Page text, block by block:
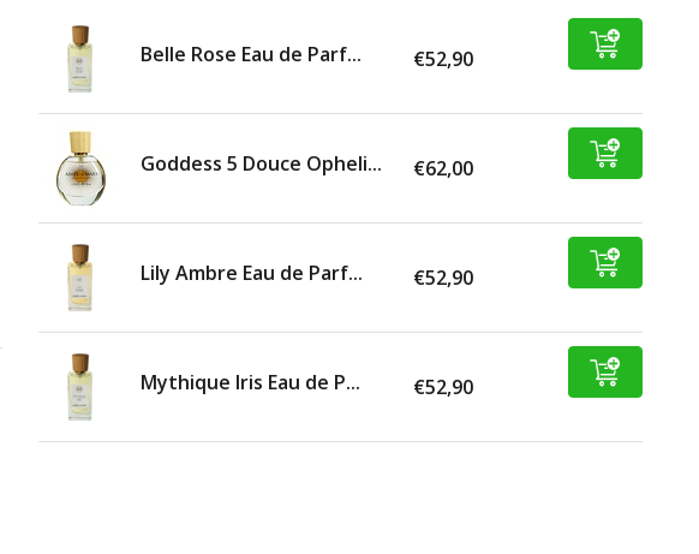
Belle Rose Eau de Parf... €52,90
Goddess 5 Douce Opheli... €62,00
Lily Ambre Eau de Parf... €52,90
Mythique Iris Eau de P... €52,90